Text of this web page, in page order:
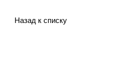
Назад к списку